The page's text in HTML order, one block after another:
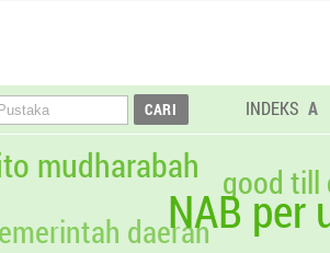
INDEKS A
NAB per
mudharabah
daerah
good till